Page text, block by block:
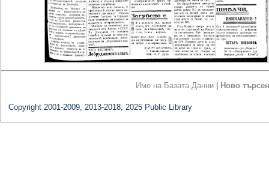
Име на Базата Данни Ново
Copyright 2001-2009, 2013-2018, 2025 Public Library